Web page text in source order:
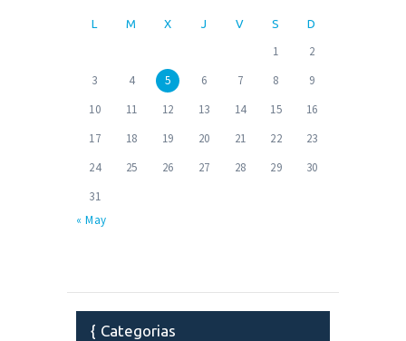
L M X J V S D
1
2
3
4 5 6 7 8
9
10
11 12 13 14 15
16
17
18 19 20 21 22
23
24
25 26 27 28 29
30
31
« May
Categorias